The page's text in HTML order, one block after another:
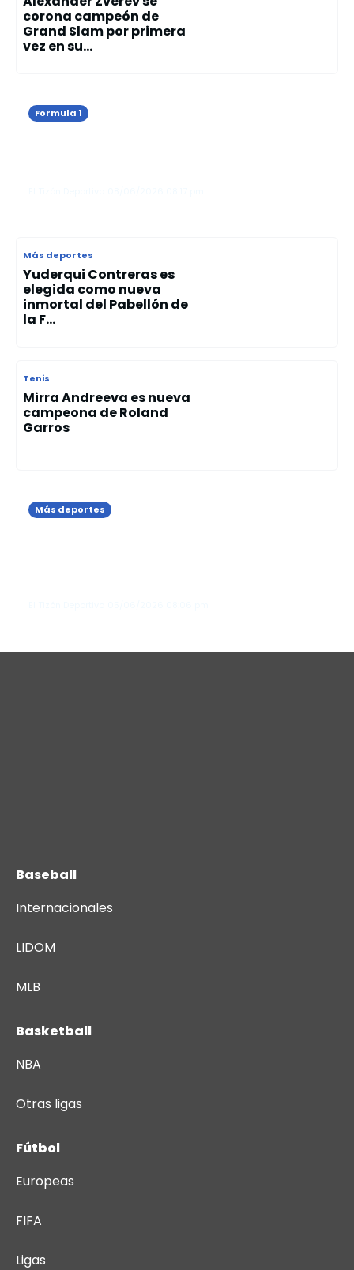
corona campeón de
Grand Slam por primera
vez en su...
Formula 1
Más deportes
Yuderqui Contreras es
elegida como nueva
inmortal del Pabellón de
la F...
Tenis
Mirra Andreeva es nueva
campeona de Roland
Garros
Más deportes
Baseball
Internacionales
LIDOM
MLB
Basketball
NBA
Otras ligas
Fútbol
Europeas
FIFA
Ligas